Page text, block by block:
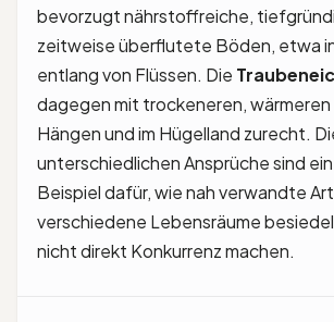
bevorzugt nährstoffreiche,
zeitweise überflutete Böden, etwa
entlang von Flüssen. Die
dagegen mit trockeneren, wärmeren
Hängen und im Hügelland zurecht.
unterschiedlichen Ansprüche sind
Beispiel dafür, wie nah verwandte
verschiedene Lebensräume
nicht direkt Konkurrenz machen.